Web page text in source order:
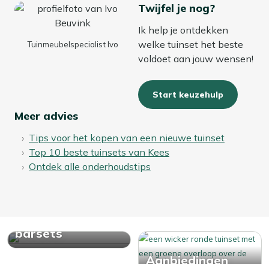
Tuinmeubelspecialist Ivo
Twijfel je nog?
Ik help je ontdekken
welke tuinset het beste
voldoet aan jouw wensen!
Start keuzehulp
Meer advies
Tips voor het kopen van een nieuwe tuinset
Top 10 beste tuinsets van Kees
Ontdek alle onderhoudstips
barsets
Aanbiedingen